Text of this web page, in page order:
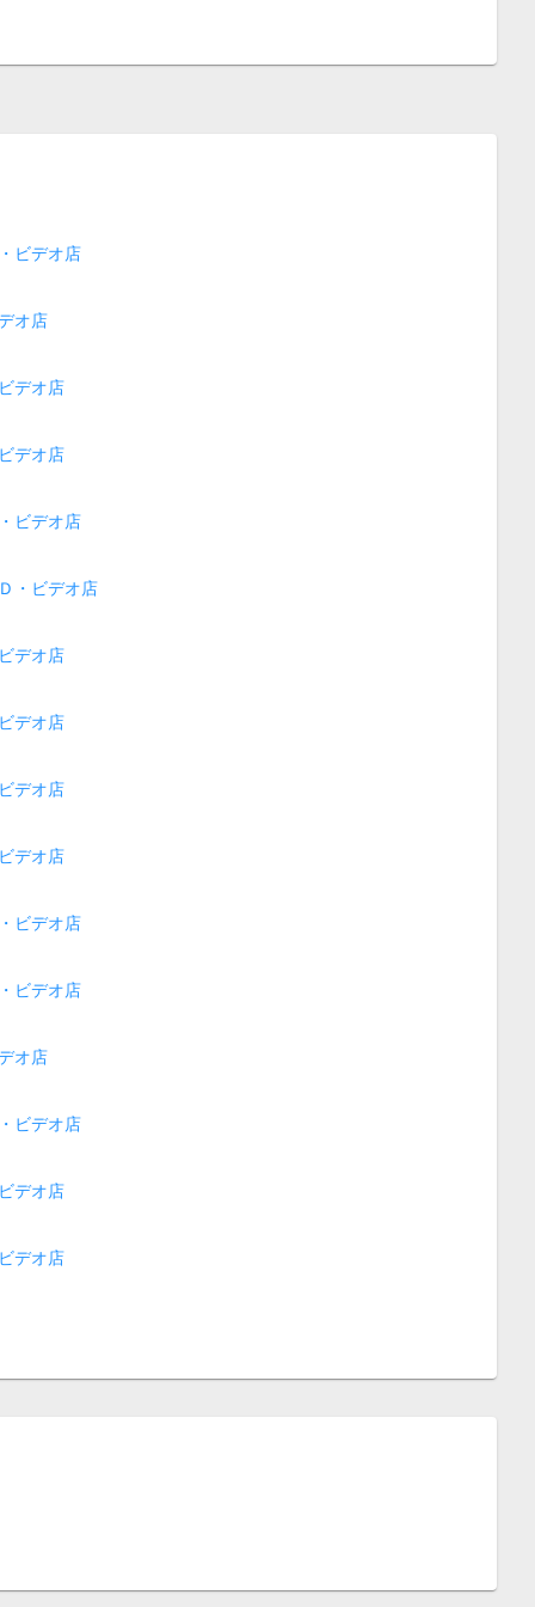
ビデオ店
オ店
デオ店
デオ店
ビデオ店
・ビデオ店
デオ店
デオ店
デオ店
デオ店
ビデオ店
ビデオ店
オ店
ビデオ店
デオ店
デオ店